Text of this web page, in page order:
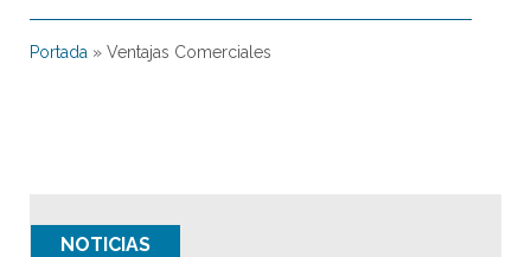
Portada » Ventajas Comerciales
NOTICIAS